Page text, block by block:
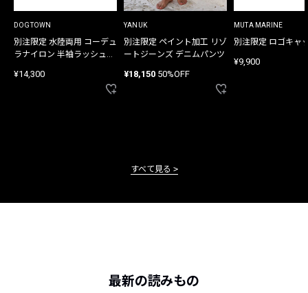
DOGTOWN
別注限定 水陸両用 コーデュ
ラナイロン 半袖ラッシュガ
¥14,300
YANUK
別注限定 ペイント加工 リゾ
ートジーンズ デニムパンツ
¥18,150 50%OFF
MUTA MARINE
別注限定 ロゴキャ
¥9,900
すべて見る
最新の読みもの